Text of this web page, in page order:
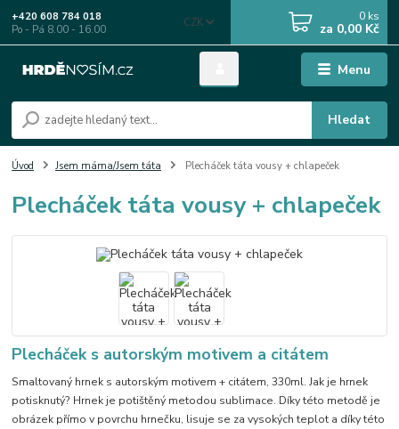
Menu
CZK
Hledat
+420 608 784 018
Po - Pá 8.00 - 16.00
0 ks
za 0,00 Kč
Úvod Jsem máma/Jsem táta Plecháček táta vousy + chlapeček
Plecháček táta vousy + chlapeček
Plecháček s autorským motivem a citátem
Smaltovaný hrnek s autorským motivem + citátem, 330ml. Jak je hrnek
potisknutý? Hrnek je potištěný metodou sublimace. Díky této metodě je
obrázek přímo v povrchu hrnečku, lisuje se za vysokých teplot a díky této